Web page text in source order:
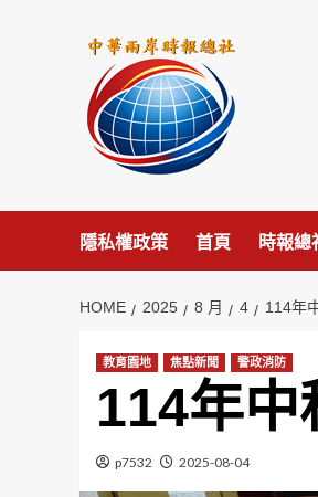
隱私權政策 首頁 時報總
HOME 2025 8 月 4 114年
教育園地 焦點新聞 警政消防
114年
p7532 2025-08-04